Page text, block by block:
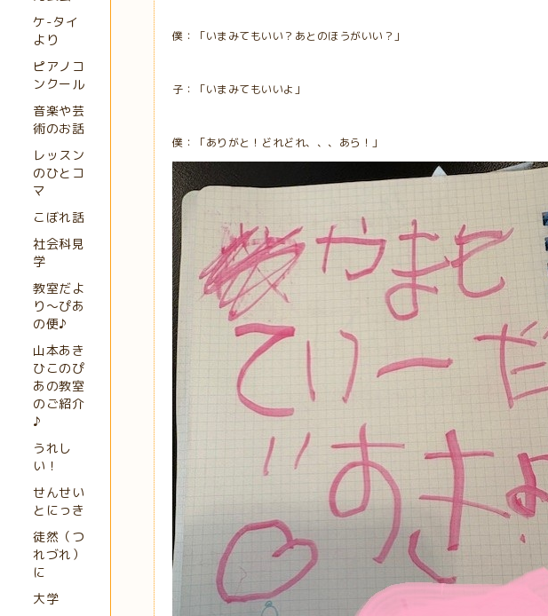
僕：「いまみてもいい？あとのほうがいい？」
子：「いまみてもいいよ」
僕：「ありがと！どれどれ、、、あら！」
ケ-タイ
より
ピアノコ
ンクール
音楽や芸
術のお話
レッスン
のひとコ
マ
こぼれ話
社会科見
学
教室だよ
り～ぴあ
の便♪
山本あき
ひこのぴ
あの教室
のご紹介
♪
うれし
い！
せんせい
とにっき
徒然（つ
れづれ）
に
大学